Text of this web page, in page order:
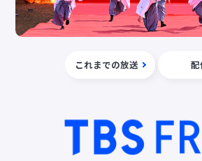
これまでの放送 配